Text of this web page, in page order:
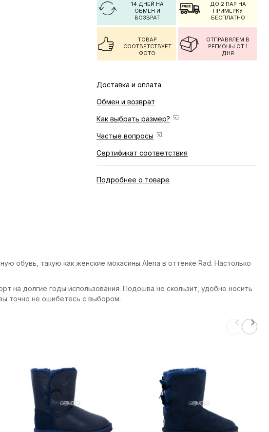
14 ДНЕЙ НА
ОБМЕН И
ВОЗВРАТ
ДО 2 ПАР НА
ПРИМЕРКУ
БЕСПЛАТНО
ТОВАР
СООТВЕТСТВУЕТ
ФОТО
ОТПРАВЯЛЕМ В
РЕГИОНЫ ОТ 1
ДНЯ
Доставка и оплата
Обмен и возврат
Как выбрать размер?
Частые вопросы
Сертификат соответствия
Подробнее о товаре
обувь, такую как женские мокасины Alena в оттенке Rad. Настолько
на долгие годы использования. Подошва не скользит, удобно носить
точно не ошибетесь с выбором.